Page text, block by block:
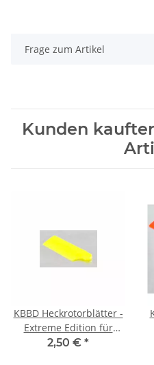
Frage zum Artikel
Kunden
KBBD Heckrotorblätter -
Extreme Edition für
Blade 130X - Neon
2,50 € *